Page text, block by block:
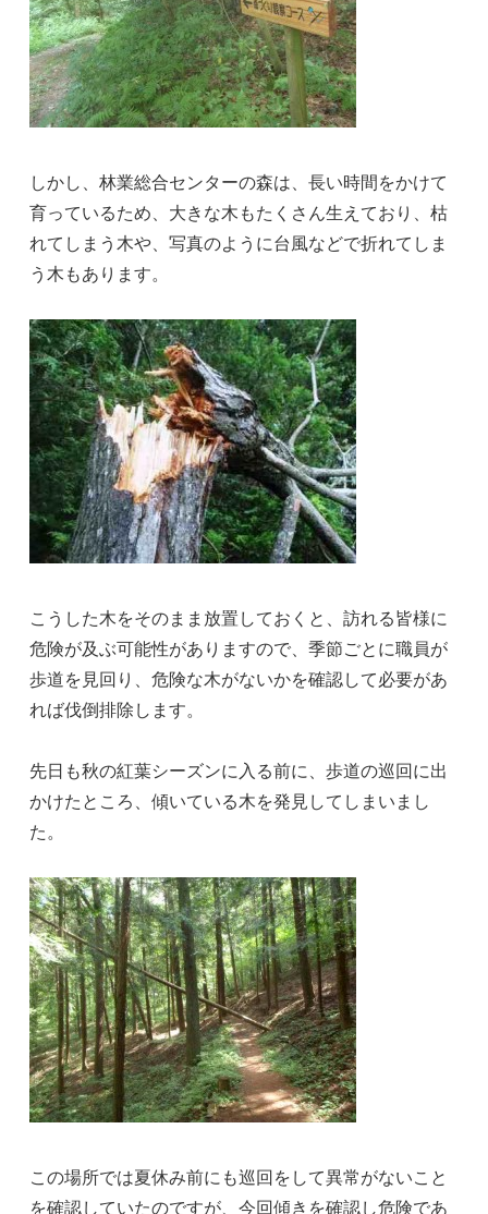
しかし、林業総合センターの森は、長い時間をかけて
育っているため、大きな木もたくさん生えており、枯
れてしまう木や、写真のように台風などで折れてしま
う木もあります。
こうした木をそのまま放置しておくと、訪れる皆様に
危険が及ぶ可能性がありますので、季節ごとに職員が
歩道を見回り、危険な木がないかを確認して必要があ
れば伐倒排除します。
先日も秋の紅葉シーズンに入る前に、歩道の巡回に出
かけたところ、傾いている木を発見してしまいまし
た。
この場所では夏休み前にも巡回をして異常がないこと
を確認していたのですが、今回傾きを確認し危険であ